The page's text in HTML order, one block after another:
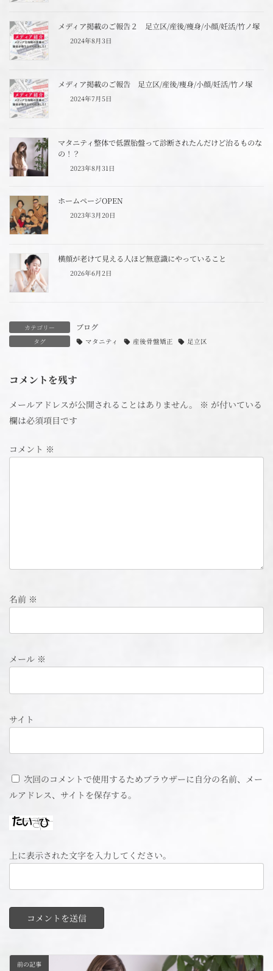
メディア掲載のご報告２ 足立区/産後/痩身/小顔/妊活/竹ノ塚
2024年8月3日
メディア掲載のご報告 足立区/産後/痩身/小顔/妊活/竹ノ塚
2024年7月5日
マタニティ整体で低置胎盤って診断されたんだけど治るものな
の！？
2023年8月31日
ホームページOPEN
2023年3月20日
横顔が老けて見える人ほど無意識にやっていること
2026年6月2日
カテゴリー ブログ
タグ マタニティ 産後骨盤矯正 足立区
コメントを残す
メールアドレスが公開されることはありません。 ※ が付いている
欄は必須項目です
コメント ※
名前 ※
メール ※
サイト
次回のコメントで使用するためブラウザーに自分の名前、メー
ルアドレス、サイトを保存する。
上に表示された文字を入力してください。
前の記事